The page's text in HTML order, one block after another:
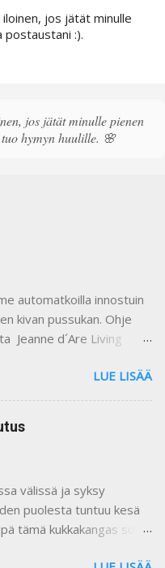
jos jätät minulle
postaustani :).
jos jätät minulle pienen
hymyn huulille. 🌸
automatkoilla innostuin
kivan pussukan. Ohje
Jeanne d´Are Living
ovat todella ihastuttavia
löytyy niin paljon
tehdä ja mielikuvitusta
kodin kaunistukseksi.
näitä lehtiä :) Yllä
pussin kauniilla
vetoketjun käsin
on ommeltu samasta
LUE LISÄÄ
välissä ja syksy
puolesta tuntuu kesä
tämä kukkakangas sopii